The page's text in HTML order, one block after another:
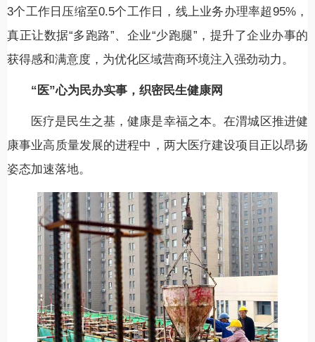
3个工作日压缩至0.5个工作日，线上业务办理率超95%，
真正让数据“多跑路”、企业“少跑腿”，提升了企业办事的
获得感和满意度，为优化区域营商环境注入强劲动力。
“医”心为民办实事，织密民生健康网
医疗是民生之基，健康是幸福之本。在渭城区推进健
康事业高质量发展的进程中，两大医疗建设项目正以昂扬
姿态加速落地。